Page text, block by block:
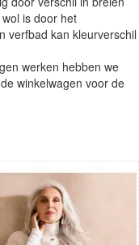
is door het
verfbad kan kleurverschil
werken hebben we
winkelwagen voor de